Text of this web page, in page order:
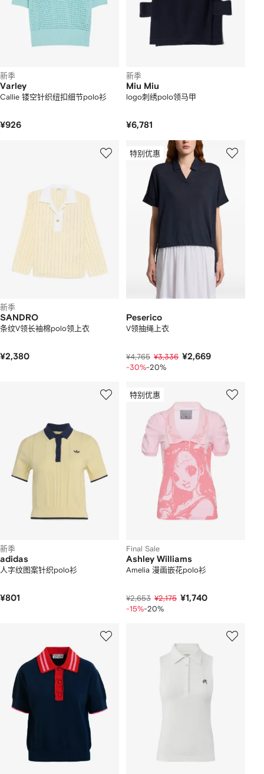
新季
Varley
Callie 镂空针织纽扣细节polo衫
¥926
新季
Miu Miu
logo刺绣polo领马甲
¥6,781
新季
SANDRO
条纹V领长袖棉polo领上衣
¥2,380
特别优惠
Peserico
V领抽绳上衣
¥4,765 ¥3,336 ¥2,669
-30%-20%
新季
adidas
人字纹图案针织polo衫
¥801
特别优惠
Final Sale
Ashley Williams
Amelia 漫画嵌花polo衫
¥2,653 ¥2,175 ¥1,740
-15%-20%